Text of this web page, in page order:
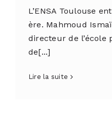
L’ENSA Toulouse
ère. Mahmoud
directeur de l’école
de[...]
Lire la suite